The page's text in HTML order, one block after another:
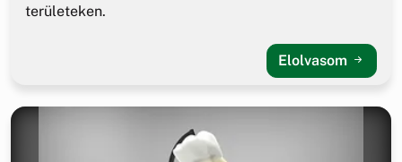
területeken.
Elolvasom